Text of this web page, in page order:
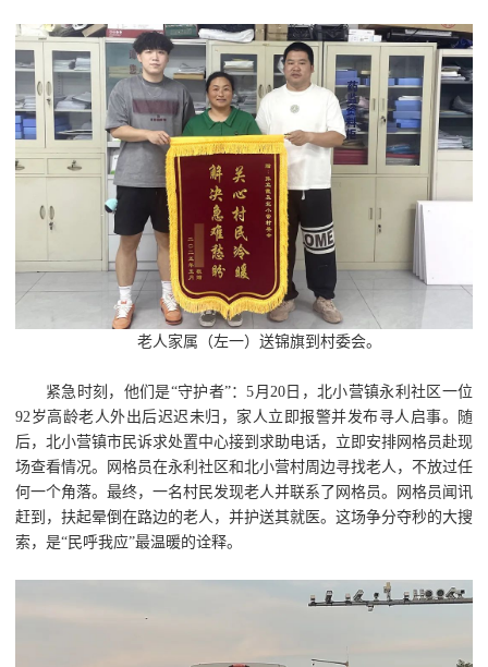
老人家属（左一）送锦旗到村委会。
紧急时刻，他们是“守护者”：5月20日，北小营镇永利社区一位
92岁高龄老人外出后迟迟未归，家人立即报警并发布寻人启事。随
后，北小营镇市民诉求处置中心接到求助电话，立即安排网格员赴现
场查看情况。网格员在永利社区和北小营村周边寻找老人，不放过任
何一个角落。最终，一名村民发现老人并联系了网格员。网格员闻讯
赶到，扶起晕倒在路边的老人，并护送其就医。这场争分夺秒的大搜
索，是“民呼我应”最温暖的诠释。